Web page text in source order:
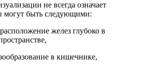
не всегда означает
быть следующими:
желез глубоко в
в кишечнике,